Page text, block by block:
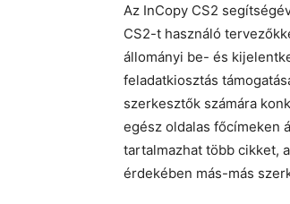
Az InCopy CS2
CS2-t használó
állományi be- és
feladatkiosztás
szerkesztők számára
egész oldalas főcímeken
tartalmazhat több cikket,
érdekében más-más